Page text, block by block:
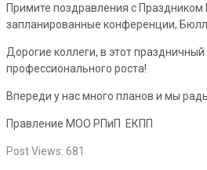
Примите поздравления с
запланированные конференции,
Дорогие коллеги, в этот
профессионального роста!
Впереди у нас много планов и мы
Правление МОО РПиП ЕКПП
Post Views: 681